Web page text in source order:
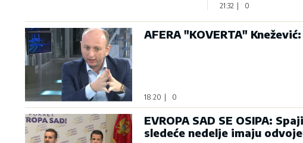
21:32 | 0
AFERA "KOVERTA"
18:20 0
EVROPA SAD SE OSIPA:
sledeće nedelje imaju